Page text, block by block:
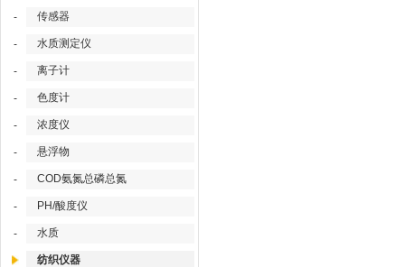
- 传感器
- 水质测定仪
- 离子计
- 色度计
- 浓度仪
- 悬浮物
- COD氨氮总磷总氮
- PH/酸度仪
- 水质
纺织仪器